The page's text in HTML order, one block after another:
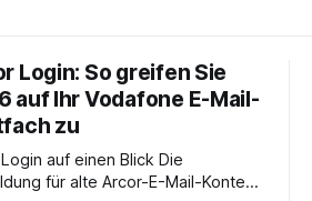
Login: So greifen Sie
auf Ihr Vodafone E-Mail-
zu
auf einen Blick Die
für alte Arcor-E-Mail-Konten